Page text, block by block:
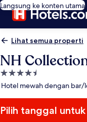
Langsung ke konten utama
Lihat semua properti
NH
Properti
bintang
Hotel mewah dengan
Pilih tanggal